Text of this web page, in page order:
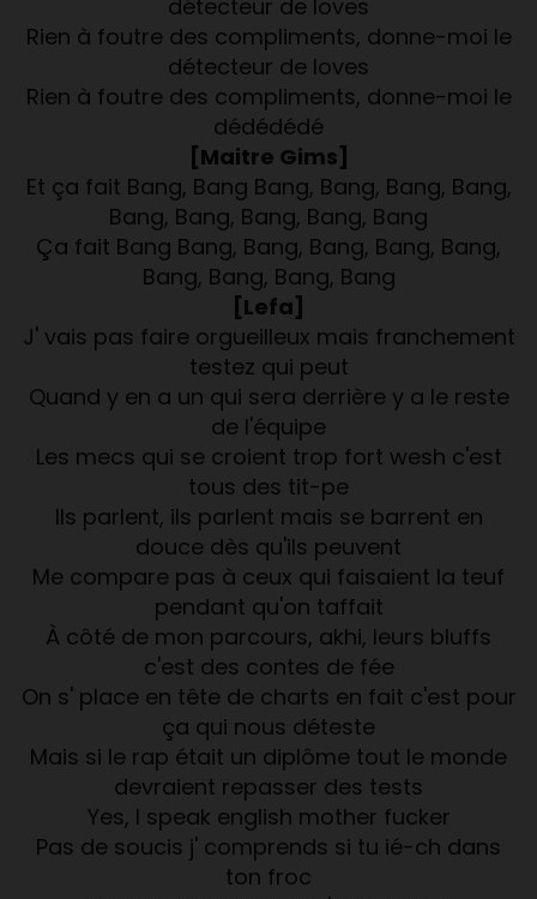
détecteur de loves
Rien à foutre des compliments, donne-moi le
détecteur de loves
Rien à foutre des compliments, donne-moi le
dédédédé
[Maitre Gims]
Et ça fait Bang, Bang Bang, Bang, Bang, Bang,
Bang, Bang, Bang, Bang, Bang
Ça fait Bang Bang, Bang, Bang, Bang, Bang,
Bang, Bang, Bang, Bang
[Lefa]
J' vais pas faire orgueilleux mais franchement
testez qui peut
Quand y en a un qui sera derrière y a le reste
de l'équipe
Les mecs qui se croient trop fort wesh c'est
tous des tit-pe
Ils parlent, ils parlent mais se barrent en
douce dès qu'ils peuvent
Me compare pas à ceux qui faisaient la teuf
pendant qu'on taffait
À côté de mon parcours, akhi, leurs bluffs
c'est des contes de fée
On s' place en tête de charts en fait c'est pour
ça qui nous déteste
Mais si le rap était un diplôme tout le monde
devraient repasser des tests
Yes, I speak english mother fucker
Pas de soucis j' comprends si tu ié-ch dans
ton froc